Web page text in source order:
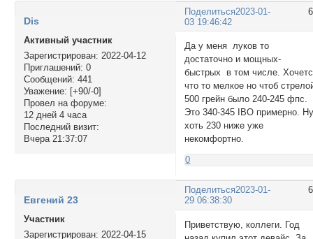
Поделиться2023-01-
03 19:46:42
Dis
Активный участник
Зарегистрирован: 2022-04-12
Приглашений: 0
Сообщений: 441
Уважение: [+90/-0]
Провел на форуме:
12 дней 4 часа
Последний визит:
Вчера 21:37:07
Да у меня луков то
достаточно и мощных-
быстрых в том числе.
что то мелкое но чтоб
500 грейн было 240-245 фпс.
Это 340-345 IBO примерно.
хоть 230 ниже уже
некомфортно.
0
Поделиться2023-01-
29 06:38:30
Евгений 23
Участник
Зарегистрирован: 2022-04-15
Приветствую, коллеги. Год